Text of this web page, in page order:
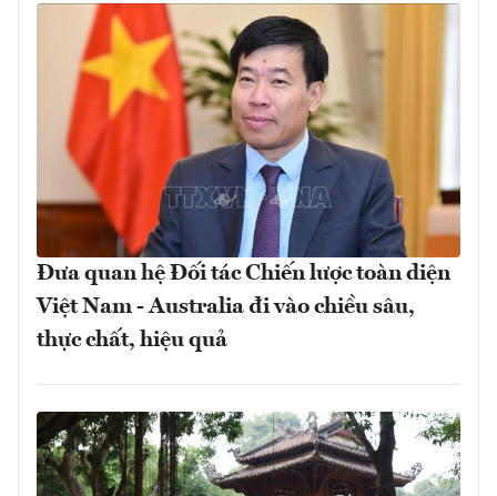
Đưa quan hệ Đối tác Chiến lược toàn diện
Việt Nam - Australia đi vào chiều sâu,
thực chất, hiệu quả